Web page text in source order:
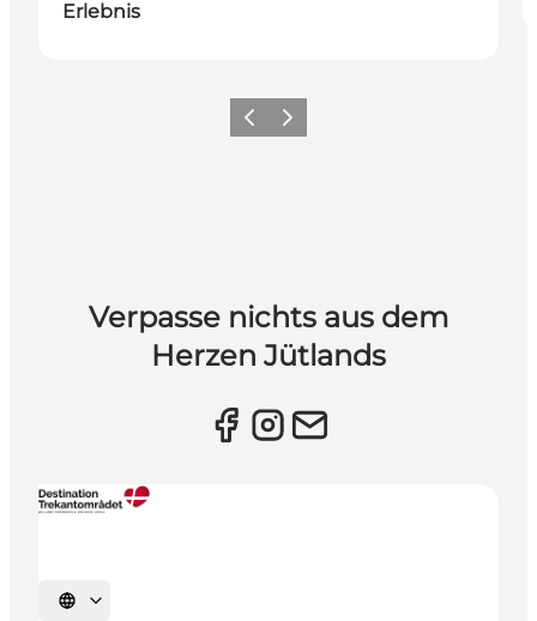
Erlebnis
Vorherige Folie
Nächste Folie
Verpasse nichts aus dem
Herzen Jütlands
Sprache auswählen